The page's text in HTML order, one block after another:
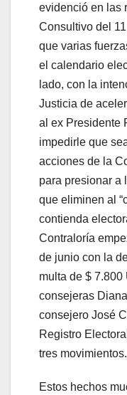
evidenció en las
Consultivo del
que varias
el calendario
lado, con la
Justicia de
al ex Presidente
impedirle que
acciones de la
para presionar a
que eliminen al
contienda
Contraloría
de junio con la
multa de $
consejeras
consejero José
Registro
tres movimientos.
Estos hechos